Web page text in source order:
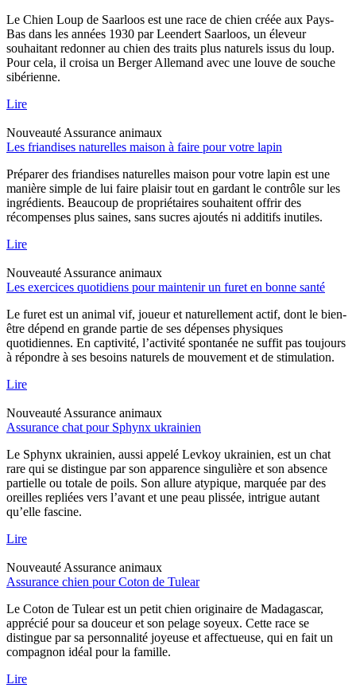
Le Chien Loup de Saarloos est une race de chien créée aux Pays-
Bas dans les années 1930 par Leendert Saarloos, un éleveur
souhaitant redonner au chien des traits plus naturels issus du loup.
Pour cela, il croisa un Berger Allemand avec une louve de souche
sibérienne.
Lire
Nouveauté Assurance animaux
Les friandises naturelles maison à faire pour votre lapin
Préparer des friandises naturelles maison pour votre lapin est une
manière simple de lui faire plaisir tout en gardant le contrôle sur les
ingrédients. Beaucoup de propriétaires souhaitent offrir des
récompenses plus saines, sans sucres ajoutés ni additifs inutiles.
Lire
Nouveauté Assurance animaux
Les exercices quotidiens pour maintenir un furet en bonne santé
Le furet est un animal vif, joueur et naturellement actif, dont le bien-
être dépend en grande partie de ses dépenses physiques
quotidiennes. En captivité, l’activité spontanée ne suffit pas toujours
à répondre à ses besoins naturels de mouvement et de stimulation.
Lire
Nouveauté Assurance animaux
Assurance chat pour Sphynx ukrainien
Le Sphynx ukrainien, aussi appelé Levkoy ukrainien, est un chat
rare qui se distingue par son apparence singulière et son absence
partielle ou totale de poils. Son allure atypique, marquée par des
oreilles repliées vers l’avant et une peau plissée, intrigue autant
qu’elle fascine.
Lire
Nouveauté Assurance animaux
Assurance chien pour Coton de Tulear
Le Coton de Tulear est un petit chien originaire de Madagascar,
apprécié pour sa douceur et son pelage soyeux. Cette race se
distingue par sa personnalité joyeuse et affectueuse, qui en fait un
compagnon idéal pour la famille.
Lire